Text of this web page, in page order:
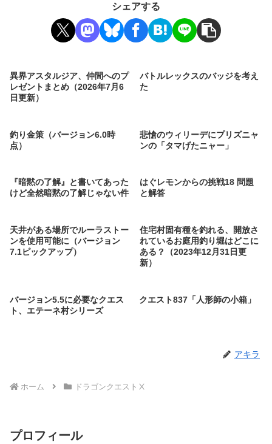
シェアする
異界アスタルジア、仲間へのプ
レゼントまとめ（2026年7月6
日更新）
バトルレックスのバッジを考え
た
釣り金策（バージョン6.0時
点）
悲愴のウィリーデにプリズニャ
ンの「タマげたニャー」
『暗黙の了解』と書いてあった
けど全然暗黙の了解じゃない件
はぐレモンからの挑戦18 問題
と解答
天井がある場所でルーラストー
ンを使用可能に（バージョン
7.1ピックアップ）
住宅村固有種を釣れる、開放さ
れているお庭用釣り堀はどこに
ある？（2023年12月31日更
新）
バージョン5.5に必要なクエス
ト、エテーネ村シリーズ
クエスト837「人形師の小箱」
アキラ
ホーム ドラゴンクエストⅩ
プロフィール